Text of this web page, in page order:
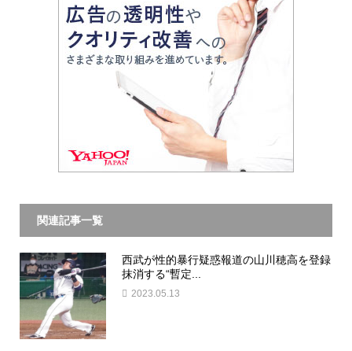
関連記事一覧
西武が性的暴行疑惑報道の山川穂高を登録
抹消する“暫定...
2023.05.13